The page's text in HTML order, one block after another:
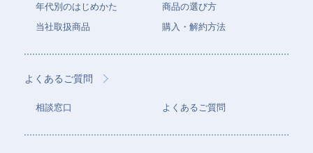
年代別のはじめかた
商品の選び方
当社取扱商品
購入・解約方法
よくあるご質問
相談窓口 よくあるご質問